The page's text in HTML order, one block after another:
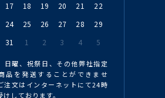
17 18 19 20 21
22
24 25 26 27 28
29
31 1 2 3 4 5
日曜、祝祭日、その他弊社指定
品を発送することができませ
注文はインターネットにて24時
けしております。